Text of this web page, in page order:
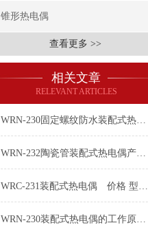
锥形热电偶
查看更多 >>
相关文章
RELEVANT ARTICLES
WRN-230固定螺纹防水装配式热电偶技术特点
WRN-232陶瓷管装配式热电偶产品介绍
WRC-231装配式热电偶 价格 型号 厂家
WRN-230装配式热电偶的工作原理分析